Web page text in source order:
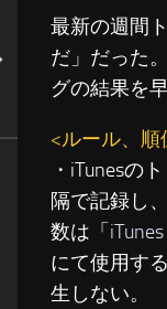
最新の週間
だ」だった
グの結果を
<ルール、
・iTunesの
隔で記録し
数は「
にて使用す
生しない。